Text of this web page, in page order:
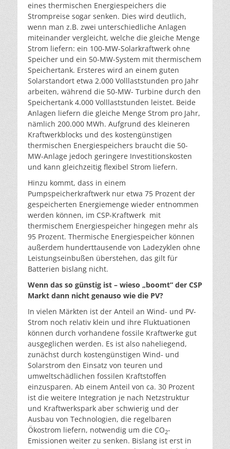
eines thermischen Energiespeichers die
Strompreise sogar senken. Dies wird deutlich,
wenn man z.B. zwei unterschiedliche Anlagen
miteinander vergleicht, welche die gleiche Menge
Strom liefern: ein 100-MW-Solarkraftwerk ohne
Speicher und ein 50-MW-System mit thermischem
Speichertank. Ersteres wird an einem guten
Solarstandort etwa 2.000 Volllaststunden pro Jahr
arbeiten, während die 50-MW- Turbine durch den
Speichertank 4.000 Volllaststunden leistet. Beide
Anlagen liefern die gleiche Menge Strom pro Jahr,
nämlich 200.000 MWh. Aufgrund des kleineren
Kraftwerkblocks und des kostengünstigen
thermischen Energiespeichers braucht die 50-
MW-Anlage jedoch geringere Investitionskosten
und kann gleichzeitig flexibel Strom liefern.
Hinzu kommt, dass in einem
Pumpspeicherkraftwerk nur etwa 75 Prozent der
gespeicherten Energiemenge wieder entnommen
werden können, im CSP-Kraftwerk mit
thermischem Energiespeicher hingegen mehr als
95 Prozent. Thermische Energiespeicher können
außerdem hunderttausende von Ladezyklen ohne
Leistungseinbußen überstehen, das gilt für
Batterien bislang nicht.
Wenn das so günstig ist – wieso „boomt“ der CSP
Markt dann nicht genauso wie die PV?
In vielen Märkten ist der Anteil an Wind- und PV-
Strom noch relativ klein und ihre Fluktuationen
können durch vorhandene fossile Kraftwerke gut
ausgeglichen werden. Es ist also naheliegend,
zunächst durch kostengünstigen Wind- und
Solarstrom den Einsatz von teuren und
umweltschädlichen fossilen Kraftstoffen
einzusparen. Ab einem Anteil von ca. 30 Prozent
ist die weitere Integration je nach Netzstruktur
und Kraftwerkspark aber schwierig und der
Ausbau von Technologien, die regelbaren
Ökostrom liefern, notwendig um die CO2-
Emissionen weiter zu senken. Bislang ist erst in